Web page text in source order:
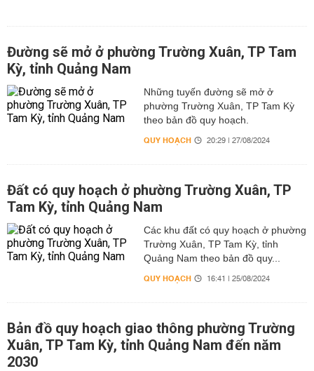
Đường sẽ mở ở phường Trường Xuân, TP Tam
Kỳ, tỉnh Quảng Nam
Những tuyến đường sẽ mở ở
phường Trường Xuân, TP Tam Kỳ
theo bản đồ quy hoạch.
QUY HOẠCH 20:29 | 27/08/2024
Đất có quy hoạch ở phường Trường Xuân, TP
Tam Kỳ, tỉnh Quảng Nam
Các khu đất có quy hoạch ở phường
Trường Xuân, TP Tam Kỳ, tỉnh
Quảng Nam theo bản đồ quy...
QUY HOẠCH 16:41 | 25/08/2024
Bản đồ quy hoạch giao thông phường Trường
Xuân, TP Tam Kỳ, tỉnh Quảng Nam đến năm
2030